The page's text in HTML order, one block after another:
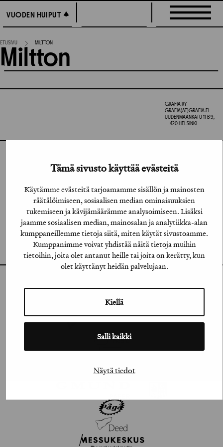
Tämä sivusto käyttää evästeitä
Käytämme evästeitä tarjoamamme sisällön ja mainosten
räätälöimiseen, sosiaalisen median ominaisuuksien
tukemiseen ja kävijämäärämme analysoimiseen. Lisäksi
jaamme sosiaalisen median, mainosalan ja analytiikka-alan
kumppaneillemme tietoja siitä, miten käytät sivustoamme.
Kumppanimme voivat yhdistää näitä tietoja muihin
tietoihin, joita olet antanut heille tai joita on kerätty, kun
olet käyttänyt heidän palvelujaan.
Kiellä
Salli kaikki
Näytä tiedot
suoraan
sisältöön
VUODEN HUIPUT
VUODEN HUIPUT
ETUSIVU MILTTON
Miltton
GRAFIA RY
GRAFIA(AT)GRAFIA.FI
UUDENMAANKATU 11 B 9,
00120 HELSINKI
INSTAGRAM
FACEBOOK
VIMEO
FLICKR